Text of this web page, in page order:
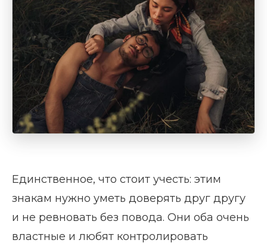
Единственное, что стоит учесть: этим
знакам нужно уметь доверять друг другу
и не ревновать без повода. Они оба очень
властные и любят контролировать